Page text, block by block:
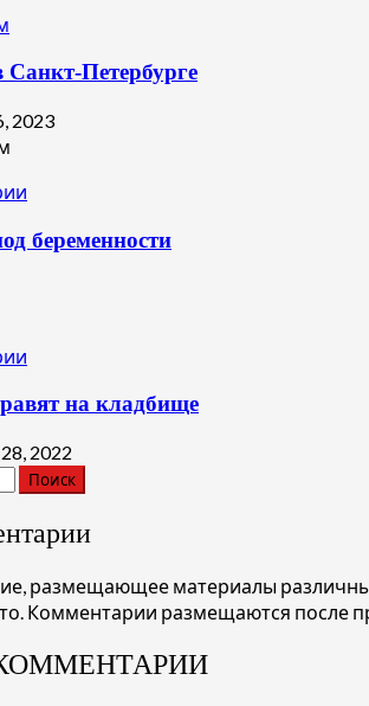
Петербурге
2023
беременности
на кладбище
2022
размещающее материалы
Комментарии размещаются после